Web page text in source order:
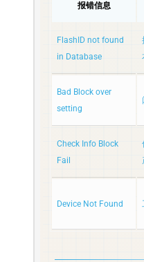
报错信息
FlashID not found
in Database
Bad Block over
setting
Check Info Block
Fail
Device Not Found